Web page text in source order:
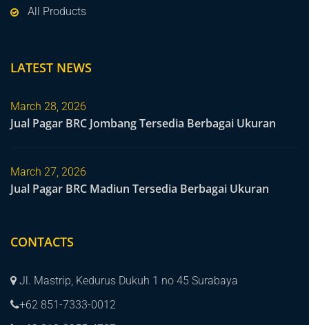
All Products
LATEST NEWS
March 28, 2026
Jual Pagar BRC Jombang Tersedia Berbagai Ukuran
March 27, 2026
Jual Pagar BRC Madiun Tersedia Berbagai Ukuran
CONTACTS
Jl. Mastrip, Kedurus Dukuh 1 no 45 Surabaya
+62 851-7333-0012